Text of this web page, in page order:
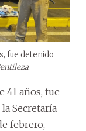
fue detenido
41 años, fue
Secretaría
febrero,